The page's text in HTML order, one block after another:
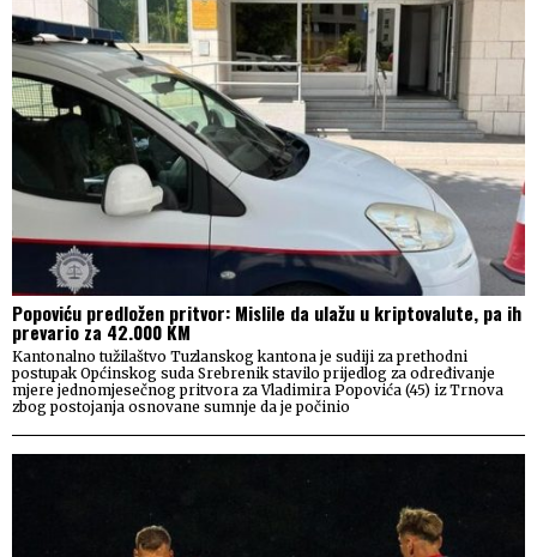
Popoviću predložen pritvor: Mislile da ulažu u kriptovalute, pa ih
prevario za 42.000 KM
Kantonalno tužilaštvo Tuzlanskog kantona je sudiji za prethodni
postupak Općinskog suda Srebrenik stavilo prijedlog za određivanje
mjere jednomjesečnog pritvora za Vladimira Popovića (45) iz Trnova
zbog postojanja osnovane sumnje da je počinio